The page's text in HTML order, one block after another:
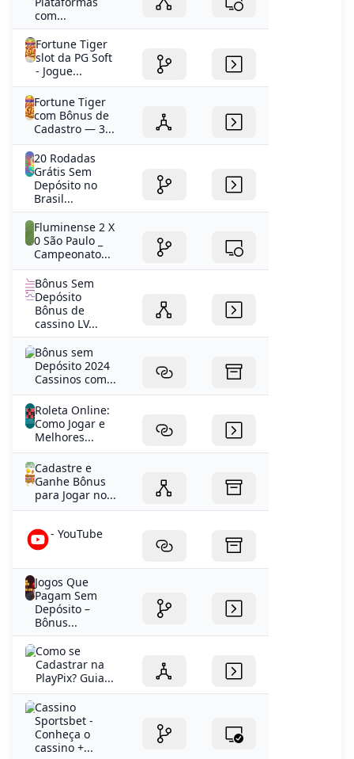
com...
Fortune Tiger
slot da PG Soft
- Jogue...
Fortune Tiger
com Bônus de
Cadastro — 3...
20 Rodadas
Grátis Sem
Depósito no
Brasil...
Fluminense 2 X
0 São Paulo _
Campeonato...
Bônus Sem
Depósito
Bônus de
cassino LV...
Bônus sem
Depósito 2024
Cassinos com...
Roleta Online:
Como Jogar e
Melhores...
Cadastre e
Ganhe Bônus
para Jogar no...
- YouTube
Jogos Que
Pagam Sem
Depósito –
Bônus...
Como se
Cadastrar na
PlayPix? Guia...
Cassino
Sportsbet -
Conheça o
cassino +...